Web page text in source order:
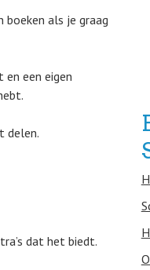
als je graag
een eigen
delen.
dat het biedt.